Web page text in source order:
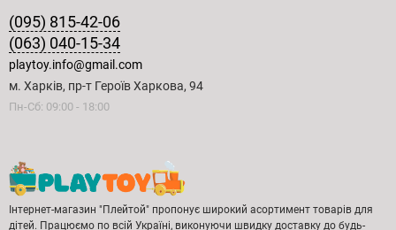
(095) 815-42-06
(063) 040-15-34
playtoy.info@gmail.com
м. Харків, пр-т Героїв Харкова, 94
Пн-Сб: 09:00 - 18:00
Інтернет-магазин "Плейтой" пропонує широкий асортимент товарів для
дітей. Працюємо по всій Україні, виконуючи швидку доставку до будь-